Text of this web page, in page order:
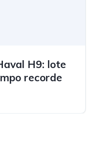
H9: lote
recorde